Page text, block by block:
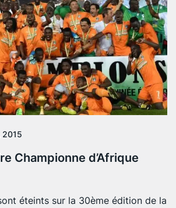
2015
Championne d’Afrique
éteints sur la 30ème édition de la